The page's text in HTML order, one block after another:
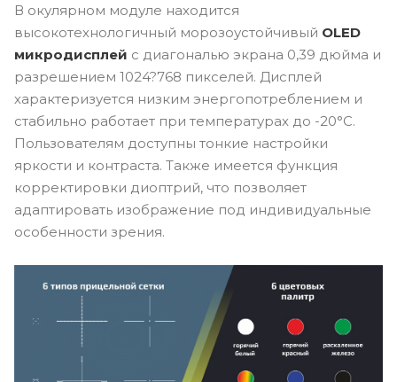
В окулярном модуле находится
высокотехнологичный морозоустойчивый OLED
микродисплей с диагональю экрана 0,39 дюйма и
разрешением 1024?768 пикселей. Дисплей
характеризуется низким энергопотреблением и
стабильно работает при температурах до -20°C.
Пользователям доступны тонкие настройки
яркости и контраста. Также имеется функция
корректировки диоптрий, что позволяет
адаптировать изображение под индивидуальные
особенности зрения.